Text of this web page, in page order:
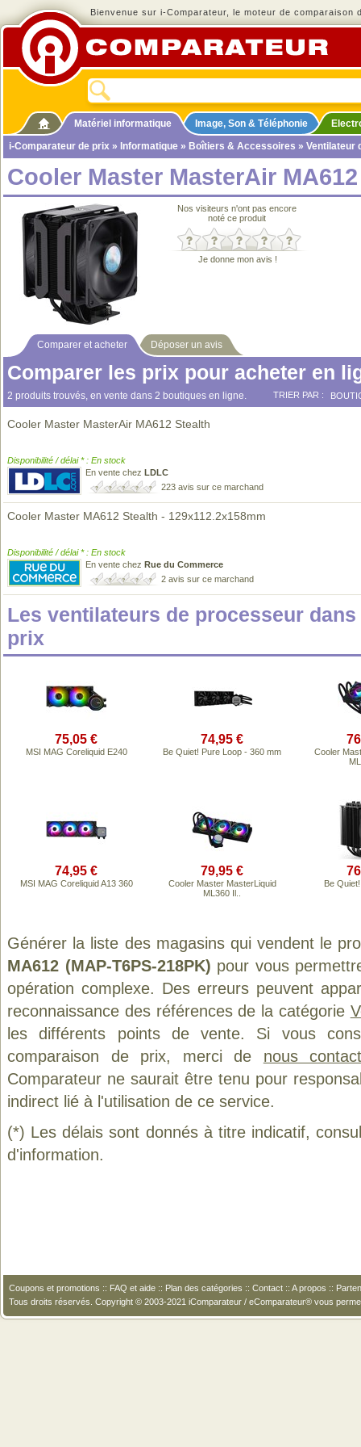
Bienvenue sur i-Comparateur, le moteur de comparaison
Matériel informatique Image, Son & Téléphonie
i-Comparateur de prix » Informatique » Boîtiers & Accessoires » Ventilateur
Cooler Master MasterAir
Nos visiteurs n'ont pas encore
noté ce produit
Je donne mon avis !
Comparer et acheter Déposer un avis
Comparer les prix pour acheter en
2 produits trouvés, en vente dans 2 boutiques en ligne. TRIER PAR :
Cooler Master MasterAir MA612 Stealth
Disponibilité / délai * : En stock
En vente chez LDLC
223 avis sur ce marchand
Cooler Master MA612 Stealth - 129x112.2x158mm
Disponibilité / délai * : En stock
En vente chez Rue du Commerce
2 avis sur ce marchand
Les ventilateurs de processeur dans
prix
75,05 €
MSI MAG Coreliquid E240
74,95 €
Be Quiet! Pure Loop - 360 mm
Cooler
74,95 €
MSI MAG Coreliquid A13 360
79,95 €
Cooler Master MasterLiquid
ML360 Il..
Be
Générer la liste des magasins qui vendent le
MA612 (MAP-T6PS-218PK) pour vous
opération complexe. Des erreurs peuvent
reconnaissance des références de la catégorie
les différents points de vente. Si vous
comparaison de prix, merci de nous
Comparateur ne saurait être tenu pour
indirect lié à l'utilisation de ce service.
(*) Les délais sont donnés à titre indicatif,
d'information.
Coupons et promotions :: FAQ et aide :: Plan des catégories :: Contact :: A propos ::
Tous droits réservés. Copyright © 2003-2021 iComparateur / eComparateur® vous